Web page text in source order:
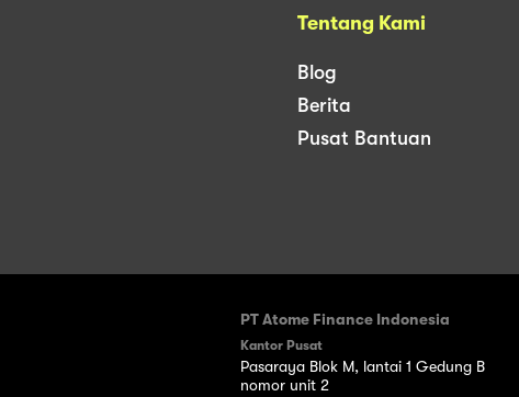
Tentang Kami
Blog
Berita
Pusat Bantuan
PT Atome Finance Indonesia
Kantor Pusat
Pasaraya Blok M, lantai 1 Gedung B
nomor unit 2